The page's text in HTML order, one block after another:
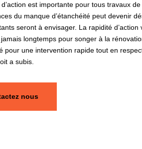
est importante pour tous travaux
du manque d’étanchéité peut devenir
seront à envisager. La rapidité
jamais longtemps pour songer à la
pour une intervention rapide tout en
a subis.
nous